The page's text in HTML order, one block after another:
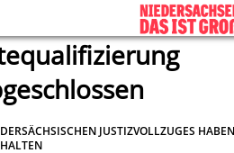
JUSTIZVOLLZUGES